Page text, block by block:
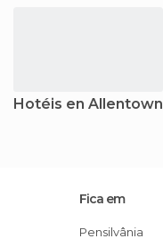
Hotéis en Allentown
Fica em
Pensilvânia